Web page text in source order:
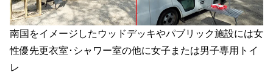
南国をイメージしたウッドデッキやパブリック施設には女
性優先更衣室･シャワー室の他に女子または男子専用トイ
レ